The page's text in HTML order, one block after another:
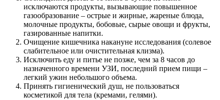
исключаются продукты, вызывающие повышенное
газообразование – острые и жирные, жареные блюда,
молочные продукты, бобовые, сырые овощи и фрукты,
газированные напитки.
Очищение кишечника накануне исследования (солевое
слабительное или очистительная клизма).
Исключить еду и питье не позже, чем за 8 часов до
назначенного времени УЗИ, последний прием пищи –
легкий ужин небольшого объема.
Принять гигиенический душ, не пользоваться
косметикой для тела (кремами, гелями).